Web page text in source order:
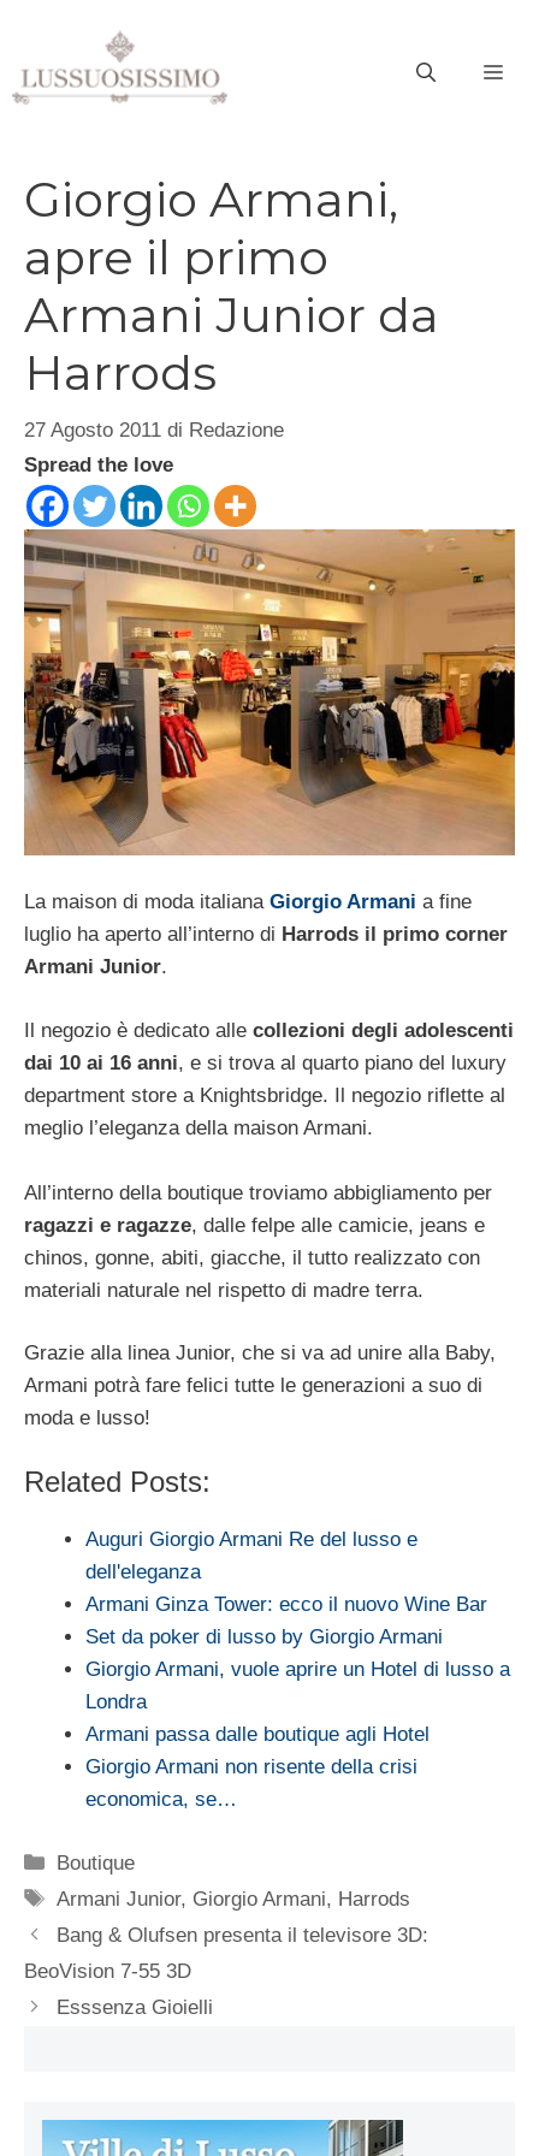
contenuto
Giorgio Armani,
apre il primo
Armani Junior da
Harrods
27 Agosto 2011 di Redazione
Spread the love
La maison di moda italiana Giorgio Armani a fine
luglio ha aperto all’interno di Harrods il primo corner
Armani Junior.
Il negozio è dedicato alle collezioni degli adolescenti
dai 10 ai 16 anni, e si trova al quarto piano del luxury
department store a Knightsbridge. Il negozio riflette al
meglio l’eleganza della maison Armani.
All’interno della boutique troviamo abbigliamento per
ragazzi e ragazze, dalle felpe alle camicie, jeans e
chinos, gonne, abiti, giacche, il tutto realizzato con
materiali naturale nel rispetto di madre terra.
Grazie alla linea Junior, che si va ad unire alla Baby,
Armani potrà fare felici tutte le generazioni a suo di
moda e lusso!
Related Posts:
Auguri Giorgio Armani Re del lusso e
dell'eleganza
Armani Ginza Tower: ecco il nuovo Wine Bar
Set da poker di lusso by Giorgio Armani
Giorgio Armani, vuole aprire un Hotel di lusso a
Londra
Armani passa dalle boutique agli Hotel
Giorgio Armani non risente della crisi
economica, se…
Categorie
Boutique
Tag
Armani Junior, Giorgio Armani, Harrods
Bang & Olufsen presenta il televisore 3D:
BeoVision 7-55 3D
Esssenza Gioielli